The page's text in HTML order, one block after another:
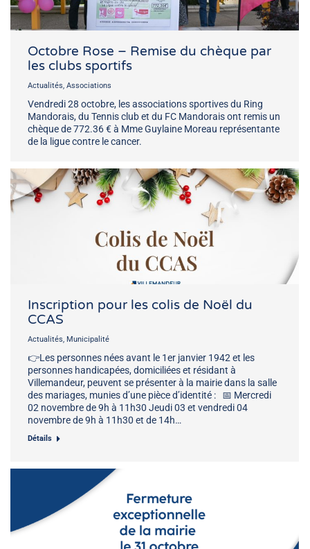
Octobre Rose – Remise du chèque par
les clubs sportifs
Actualités, Associations
Vendredi 28 octobre, les associations sportives du Ring
Mandorais, du Tennis club et du FC Mandorais ont remis un
chèque de 772.36 € à Mme Guylaine Moreau représentante
de la ligue contre le cancer.
Inscription pour les colis de Noël du
CCAS
Actualités, Municipalité
👉Les personnes nées avant le 1er janvier 1942 et les
personnes handicapées, domiciliées et résidant à
Villemandeur, peuvent se présenter à la mairie dans la salle
des mariages, munies d’une pièce d’identité : 📅 Mercredi
02 novembre de 9h à 11h30 Jeudi 03 et vendredi 04
novembre de 9h à 11h30 et de 14h…
Détails